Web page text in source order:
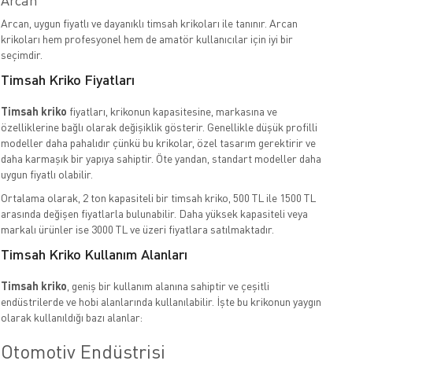
Arcan, uygun fiyatlı ve dayanıklı timsah krikoları ile tanınır. Arcan
krikoları hem profesyonel hem de amatör kullanıcılar için iyi bir
seçimdir.
Timsah Kriko Fiyatları
Timsah kriko fiyatları, krikonun kapasitesine, markasına ve
özelliklerine bağlı olarak değişiklik gösterir. Genellikle düşük profilli
modeller daha pahalıdır çünkü bu krikolar, özel tasarım gerektirir ve
daha karmaşık bir yapıya sahiptir. Öte yandan, standart modeller daha
uygun fiyatlı olabilir.
Ortalama olarak, 2 ton kapasiteli bir timsah kriko, 500 TL ile 1500 TL
arasında değişen fiyatlarla bulunabilir. Daha yüksek kapasiteli veya
markalı ürünler ise 3000 TL ve üzeri fiyatlara satılmaktadır.
Timsah Kriko Kullanım Alanları
Timsah kriko , geniş bir kullanım alanına sahiptir ve çeşitli
endüstrilerde ve hobi alanlarında kullanılabilir. İşte bu krikonun yaygın
olarak kullanıldığı bazı alanlar:
Otomotiv Endüstrisi